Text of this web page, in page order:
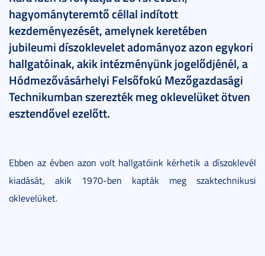
hagyományteremtő céllal indított
kezdeményezését, amelynek keretében
jubileumi díszoklevelet adományoz azon egykori
hallgatóinak, akik intézményünk jogelődjénél, a
Hódmezővásárhelyi Felsőfokú Mezőgazdasági
Technikumban szerezték meg oklevelüket ötven
esztendővel ezelőtt.
Ebben az évben azon volt hallgatóink kérhetik a díszoklevél
kiadását, akik 1970-ben kapták meg szaktechnikusi
oklevelüket.